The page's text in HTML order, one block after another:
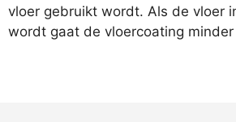
vloer gebruikt wordt. Als de vloer
wordt gaat de vloercoating minder